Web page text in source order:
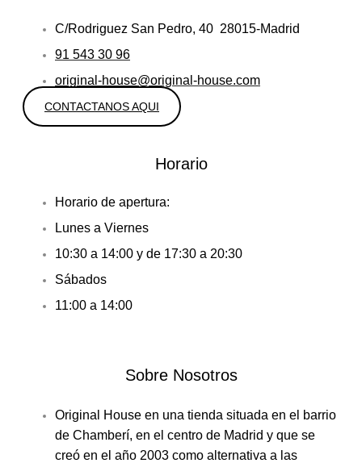
C/Rodriguez San Pedro, 40 28015-Madrid
91 543 30 96
original-house@original-house.com
CONTACTANOS AQUI
Horario
Horario de apertura:
Lunes a Viernes
10:30 a 14:00 y de 17:30 a 20:30
Sábados
11:00 a 14:00
Sobre Nosotros
Original House en una tienda situada en el barrio
de Chamberí, en el centro de Madrid y que se
creó en el año 2003 como alternativa a las